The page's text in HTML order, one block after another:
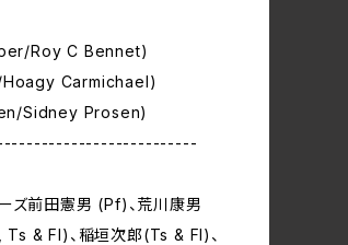
Roy C Bennet)
Hoagy Carmichael)
Sidney Prosen)
ズ前田憲男 (Pf)、荒川康男
& Fl)、稲垣次郎(Ts & Fl)、